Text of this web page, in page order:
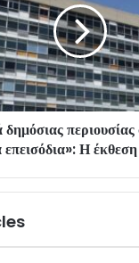
Η έκθεση